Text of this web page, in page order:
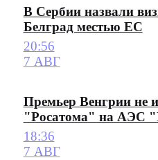
В Сербии назвали
Белград местью ЕС
20:56
7 АВГ
Премьер Венгрии не
"Росатома" на АЭС
18:36
7 АВГ